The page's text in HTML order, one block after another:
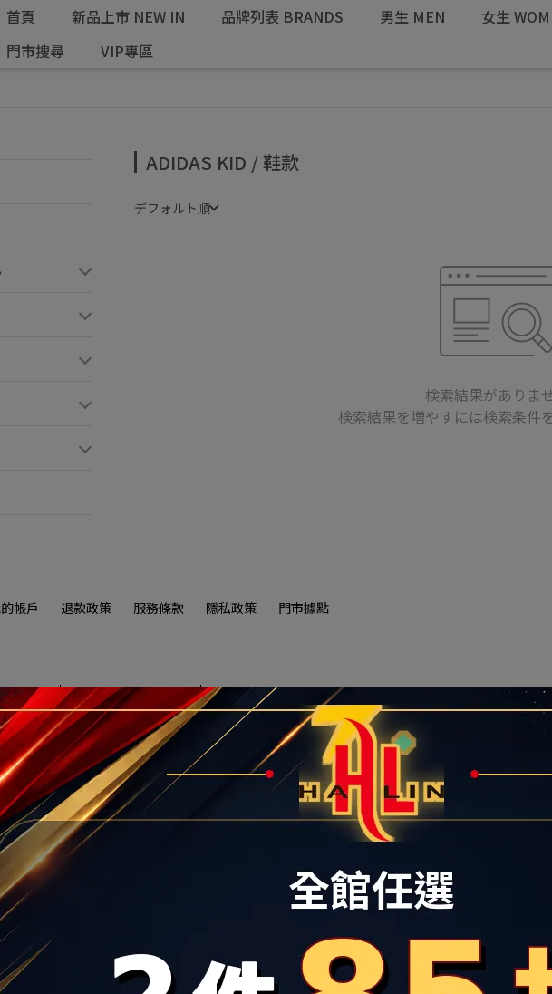
首頁 新品上市 NEW IN 品牌列表 BRANDS 男生 MEN 女生
門市搜尋
VIP專區
ADIDAS KID / 鞋款
デフォルト順
検索結果がありま
検索結果を増やすには検索条件
帳戶 退款政策 服務條款 隱私政策 門市據點
住所：テスト用住所 会社法人番号：90322663
林店 7/18盛大開幕 多重優惠現省上千元
首發登場
潮鞋 MINNETONKA
名神鞋限量開搶、再送限定配色鞋帶
訊】大台北南區的慢跑愛好者、運動穿搭客與家庭消費者注意！看好新北樹林生活圈持續發
長帶動的消費需求，秀泰生活樹林店攜手台灣運動用品零售通路領導品牌 「哈林運動」（HA
場改裝櫃位7/18日華麗登場，並將於當日邀請「福爾摩沙夢想家啦啦隊 (Formosa Sexy)」
新雙店格概念旗艦店（HA LIN Running ＆ HA LIN Sports)同步亮相，主打運動鞋雙雄
、慢跑神牌 HOKA首度進駐，並祭出HOKA限量商品開幕特別優惠，填補了大台北南區專
攜手Nike、New Balance、SKECHERS、PUMA、PALLADIUM等品牌推出多重優惠歡慶開
省上千元，可望掀起大台北南區新一波的搶購熱潮。
鞋、休閒鞋包到輕便穿搭，是不少人安排夏日行程前的採買重點。秀泰生活樹林店3樓亦將以